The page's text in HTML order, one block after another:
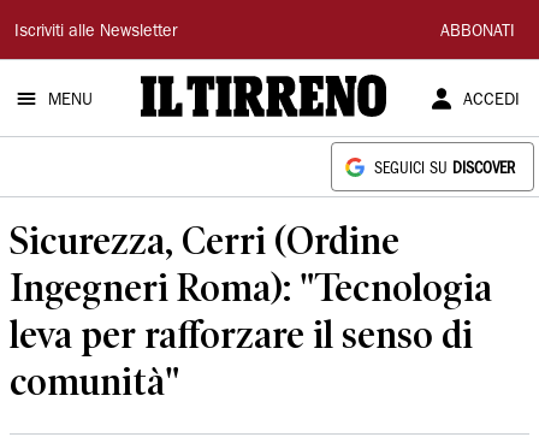
Il
Tirreno
Iscriviti alle Newsletter ABBONATI
MENU ACCEDI
SEGUICI SU DISCOVER
Sicurezza, Cerri (Ordine
Ingegneri Roma): "Tecnologia
leva per rafforzare il senso di
comunità"